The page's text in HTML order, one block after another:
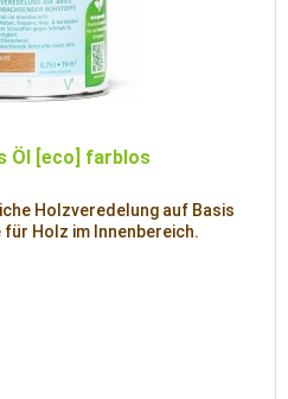
Öl [eco] farblos
Holzveredelung auf Basis
Holz im Innenbereich.